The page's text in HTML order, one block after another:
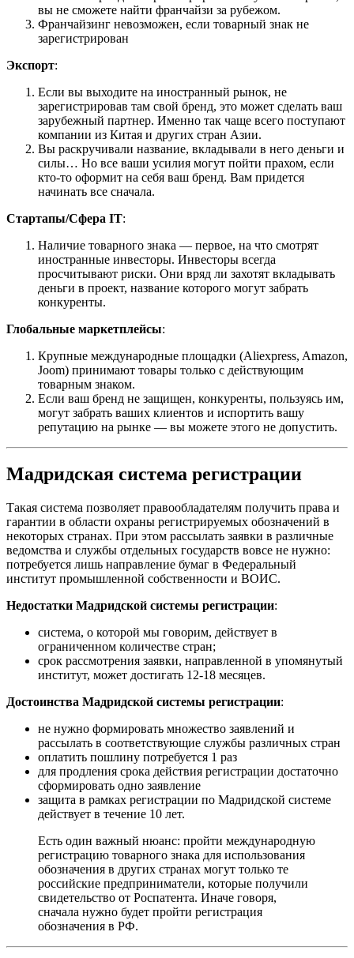
вы не сможете найти франчайзи за рубежом.
Франчайзинг невозможен, если товарный знак не
зарегистрирован
Экспорт:
Если вы выходите на иностранный рынок, не
зарегистрировав там свой бренд, это может сделать ваш
зарубежный партнер. Именно так чаще всего поступают
компании из Китая и других стран Азии.
Вы раскручивали название, вкладывали в него деньги и
силы… Но все ваши усилия могут пойти прахом, если
кто-то оформит на себя ваш бренд. Вам придется
начинать все сначала.
Стартапы/Сфера IT:
Наличие товарного знака — первое, на что смотрят
иностранные инвесторы. Инвесторы всегда
просчитывают риски. Они вряд ли захотят вкладывать
деньги в проект, название которого могут забрать
конкуренты.
Глобальные маркетплейсы:
Крупные международные площадки (Aliexpress, Amazon,
Joom) принимают товары только с действующим
товарным знаком.
Если ваш бренд не защищен, конкуренты, пользуясь им,
могут забрать ваших клиентов и испортить вашу
репутацию на рынке — вы можете этого не допустить.
Мадридская система регистрации
Такая система позволяет правообладателям получить права и
гарантии в области охраны регистрируемых обозначений в
некоторых странах. При этом рассылать заявки в различные
ведомства и службы отдельных государств вовсе не нужно:
потребуется лишь направление бумаг в Федеральный
институт промышленной собственности и ВОИС.
Недостатки Мадридской системы регистрации:
система, о которой мы говорим, действует в
ограниченном количестве стран;
срок рассмотрения заявки, направленной в упомянутый
институт, может достигать 12-18 месяцев.
Достоинства Мадридской системы регистрации:
не нужно формировать множество заявлений и
рассылать в соответствующие службы различных стран
оплатить пошлину потребуется 1 раз
для продления срока действия регистрации достаточно
сформировать одно заявление
защита в рамках регистрации по Мадридской системе
действует в течение 10 лет.
Есть один важный нюанс: пройти международную
регистрацию товарного знака для использования
обозначения в других странах могут только те
российские предприниматели, которые получили
свидетельство от Роспатента. Иначе говоря,
сначала нужно будет пройти регистрация
обозначения в РФ.